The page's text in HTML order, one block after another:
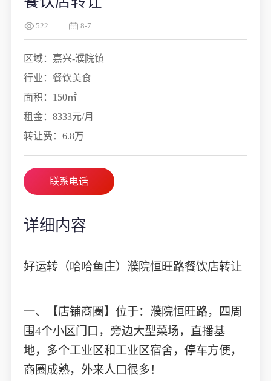
522 8-7
区域：嘉兴-濮院镇
行业：餐饮美食
面积：150㎡
租金：8333元/月
转让费：6.8万
联系电话
详细内容
好运转（哈哈鱼庄）濮院恒旺路餐饮店转让
一、【店铺商圈】位于：濮院恒旺路，四周
围4个小区门口，旁边大型菜场，直播基
地，多个工业区和工业区宿舍，停车方便，
商圈成熟，外来人口很多！